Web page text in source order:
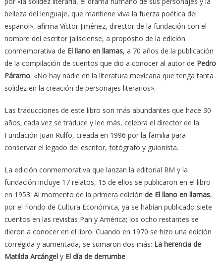
belleza del lenguaje, que mantiene viva la fuerza poética del
español», afirma Víctor Jiménez, director de la fundación con el
nombre del escritor jalisciense, a propósito de la edición
conmemorativa de El llano en llamas, a 70 años de la publicación
de la compilación de cuentos que dio a conocer al autor de Pedro
Páramo. «No hay nadie en la literatura mexicana que tenga tanta
solidez en la creación de personajes literarios».
Las traducciones de este libro son más abundantes que hace 30
años; cada vez se traduce y lee más, celebra el director de la
Fundación Juan Rulfo, creada en 1996 por la familia para
conservar el legado del escritor, fotógrafo y guionista.
La edición conmemorativa que lanzan la editorial RM y la
fundación incluye 17 relatos, 15 de ellos se publicaron en el libro
en 1953. Al momento de la primera edición de El llano en llamas,
por el Fondo de Cultura Económica, ya se habían publicado siete
cuentos en las revistas Pan y América; los ocho restantes se
dieron a conocer en el libro. Cuando en 1970 se hizo una edición
corregida y aumentada, se sumaron dos más: La herencia de
Matilda Arcángely El día de derrumbe.